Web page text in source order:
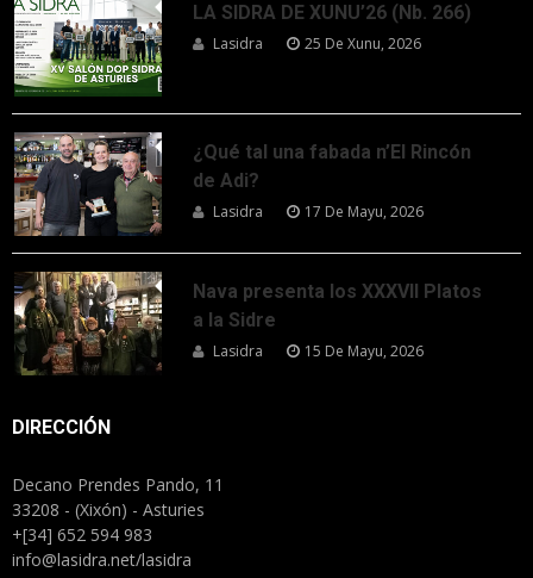
LA SIDRA DE XUNU’26 (Nb. 266)
Lasidra 25 De Xunu, 2026
¿Qué tal una fabada n’El Rincón
de Adi?
Lasidra 17 De Mayu, 2026
Nava presenta los XXXVII Platos
a la Sidre
Lasidra 15 De Mayu, 2026
DIRECCIÓN
Decano Prendes Pando, 11
33208 - (Xixón) - Asturies
+[34] 652 594 983
info@lasidra.net/lasidra